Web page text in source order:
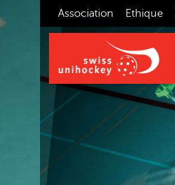
Association Ethique